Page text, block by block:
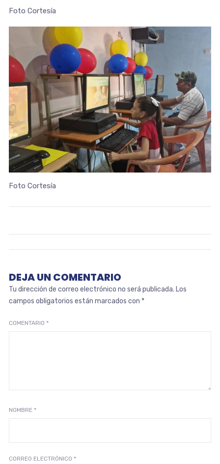
Foto Cortesía
Foto Cortesía
DEJA UN COMENTARIO
Tu dirección de correo electrónico no será publicada. Los
campos obligatorios están marcados con *
COMENTARIO *
NOMBRE *
CORREO ELECTRÓNICO *